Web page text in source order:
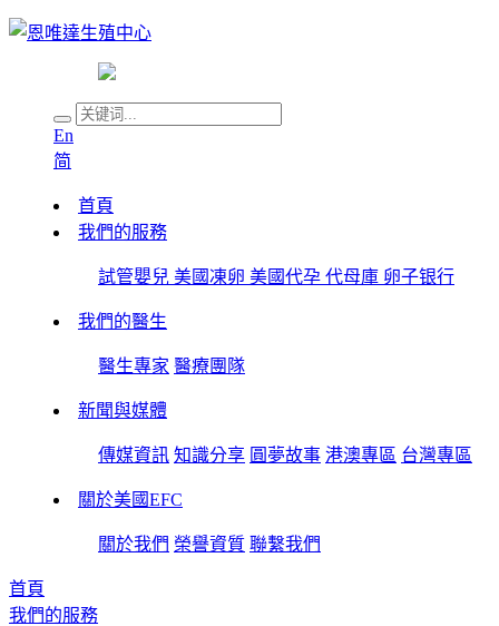
En
简
首頁
我們的服務
試管嬰兒 美國凍卵 美國代孕 代母庫 卵子银行
我們的醫生
醫生專家 醫療團隊
新聞與媒體
傳媒資訊 知識分享 圓夢故事 港澳專區 台灣專區
關於美國EFC
關於我們 榮譽資質 聯繫我們
首頁
我們的服務